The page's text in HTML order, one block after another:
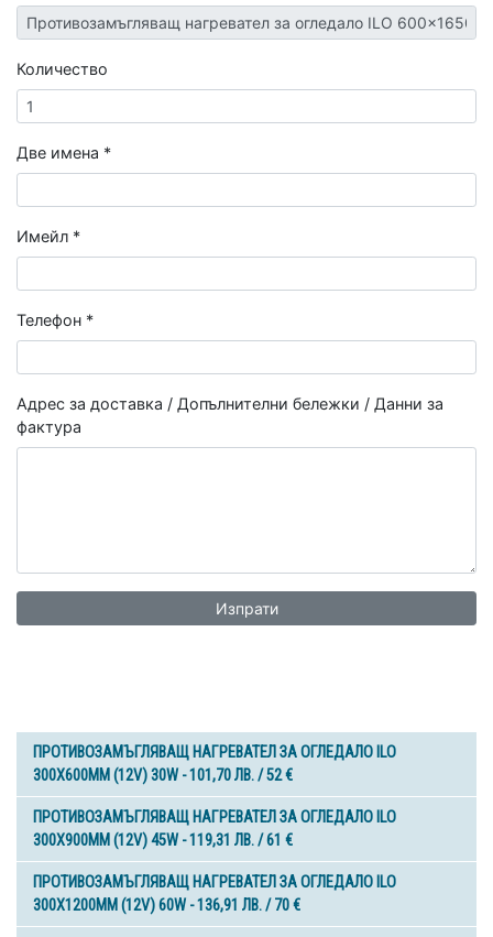
Количество
Две имена *
Имейл *
Телефон *
Адрес за доставка / Допълнителни бележки / Данни за
фактура
Изпрати
ПРОТИВОЗАМЪГЛЯВАЩ НАГРЕВАТЕЛ ЗА ОГЛЕДАЛО ILO
300X600MM (12V) 30W - 101,70 ЛВ. / 52 €
ПРОТИВОЗАМЪГЛЯВАЩ НАГРЕВАТЕЛ ЗА ОГЛЕДАЛО ILO
300X900MM (12V) 45W - 119,31 ЛВ. / 61 €
ПРОТИВОЗАМЪГЛЯВАЩ НАГРЕВАТЕЛ ЗА ОГЛЕДАЛО ILO
300X1200MM (12V) 60W - 136,91 ЛВ. / 70 €